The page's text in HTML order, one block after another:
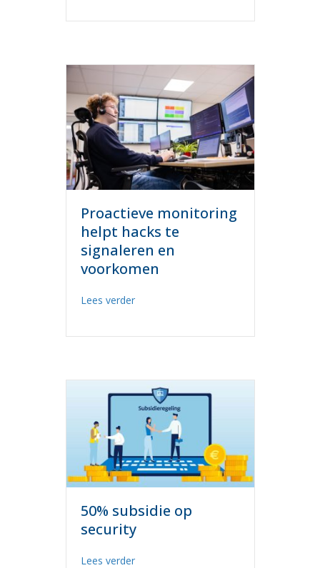
Proactieve monitoring
helpt hacks te
signaleren en
voorkomen
Lees verderabout Proactieve monitoring helpt
50% subsidie op
security
Lees verderabout 50% subsidie op security